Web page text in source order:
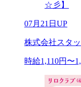
☆彡】
07月21日UP
株式会社スタ
時給1,110円〜